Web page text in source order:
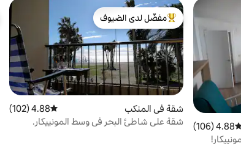
التقييم 4.88 من 5، 106 مراجعات
4.88 (106)
من أبرز البيوت المفضّلة لدى الضيوف
مفضّل لدى الضيوف
شقة في المنكب متوسط التقييم 4.88 من 5، 102 مراجعات
4.88 (102)
شقة على شاطئ البحر في وسط المونييكار.